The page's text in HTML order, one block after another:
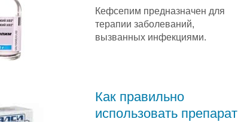
Кефсепим предназначен для
терапии заболеваний,
вызванных инфекциями.
Как правильно
использовать препарат